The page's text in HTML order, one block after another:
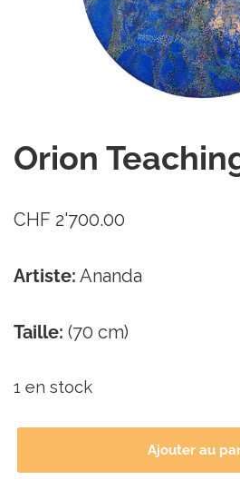
Orion
CHF 2'700.00
Artiste: Ananda
Taille: (70 cm)
1 en stock
Ajouter au